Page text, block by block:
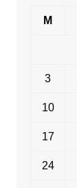
M
3
10
17
24